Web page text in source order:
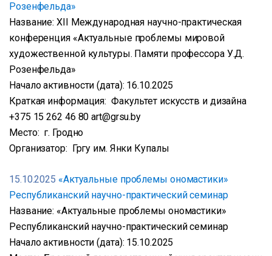
Розенфельда»
Название: XІІ Международная научно-практическая
конференция «Актуальные проблемы мировой
художественной культуры. Памяти профессора У.Д.
Розенфельда»
Начало активности (дата): 16.10.2025
Краткая информация: Факультет искусств и дизайна
+375 15 262 46 80 art@grsu.by
Место: г. Гродно
Организатор: Гргу им. Янки Купалы
15.10.2025 «Актуальные проблемы ономастики»
Республиканский научно-практический семинар
Название: «Актуальные проблемы ономастики»
Республиканский научно-практический семинар
Начало активности (дата): 15.10.2025